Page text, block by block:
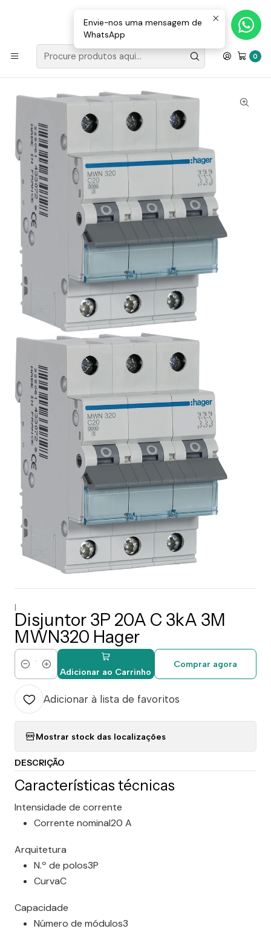
0
Loja Valongo: 220 150 143 (chamada para a rede fixa nacional) «»
E-mail: geral@movenergy.pt
Início MATERIAL ELÉTRICO
Disjuntor 3P 20A C 3kA 3M MWN320 Hager
|
Disjuntor 3P 20A C 3kA 3M
MWN320 Hager
QuantidadeAdicionar ao Carrinho
Comprar agora
Adicionar à lista de favoritos
Mostrar stock das localizações
DESCRIÇÃO
Características técnicas
Inten­si­dade de corrente
Corrente nominal20 A
Arqui­te­tura
N.º de polos3P
CurvaC
Capa­ci­dade
Número de módulos3
Envie-nos uma mensagem de
WhatsApp